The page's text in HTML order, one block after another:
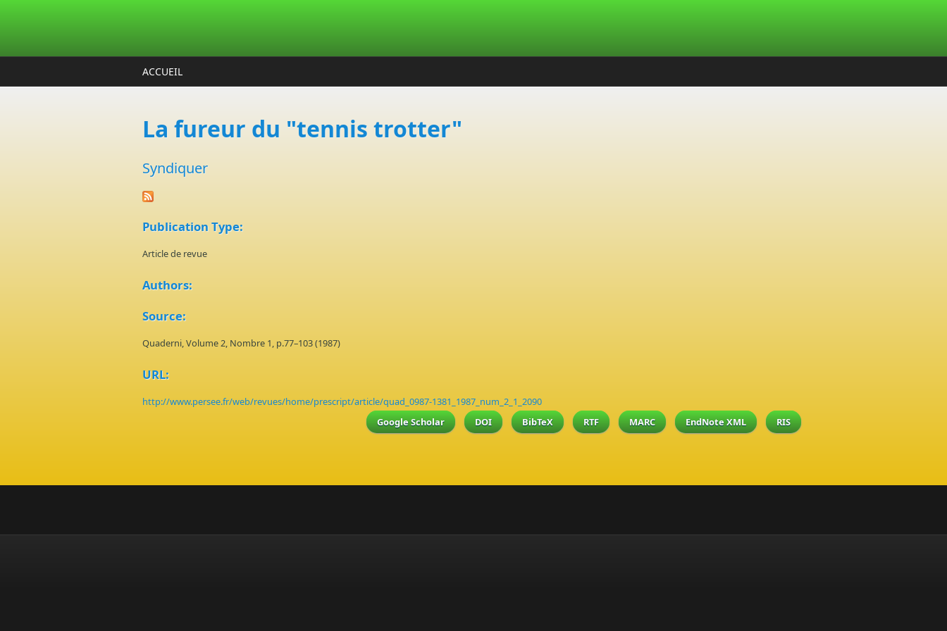
ACCUEIL
La fureur du "tennis trotter"
Syndiquer
Publication Type:
Article de revue
Authors:
Source:
Quaderni, Volume 2, Nombre 1, p.77–103 (1987)
URL:
http://www.persee.fr/web/revues/home/prescript/article/quad_0987-1381_1987_num_2_1_2090
Google Scholar
DOI BibTeX RTF MARC EndNote XML RIS